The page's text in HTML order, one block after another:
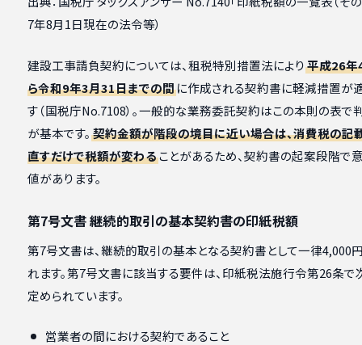
7年8月1日現在の法令等）
建設工事請負契約については、租税特別措置法により平成26年
ら令和9年3月31日までの間に作成される契約書に軽減措置が
す（国税庁No.7108）。一般的な業務委託契約はこの本則の表で
が基本です。 契約金額が階段の境目に近い場合は、消費税の記
直すだけで税額が変わることがあるため、契約書の起案段階で
値があります。
第7号文書 継続的取引の基本契約書の印紙税額
第7号文書は、継続的取引の基本となる契約書として一律4,000
れます。第7号文書に該当する要件は、印紙税法施行令第26条で
定められています。
営業者の間における契約であること